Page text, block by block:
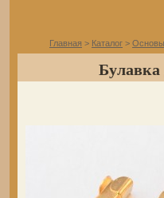
Главная > Каталог >